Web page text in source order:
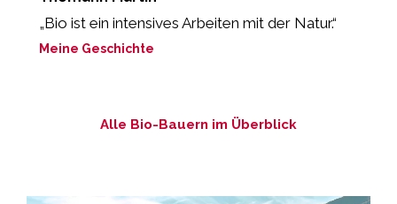
„Bio ist ein intensives Arbeiten mit der Natur.“
Meine Geschichte
Alle Bio-Bauern im Überblick